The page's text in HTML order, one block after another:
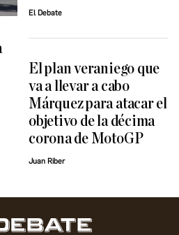
El Debate
El plan veraniego que
va a llevar a cabo
Márquez para atacar el
objetivo de la décima
corona de MotoGP
Juan Riber